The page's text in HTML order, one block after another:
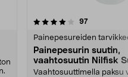
97arvostelut
Painepesureiden
Painepesurin suutin,
vaahtosuutin Nilfisk
Foam Sprayer
Vaahtosuuttimella paksu
4.0viidestä